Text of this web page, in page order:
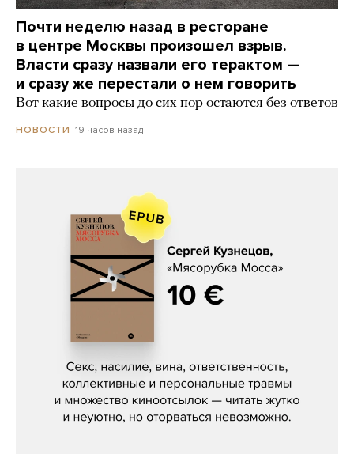
Почти неделю назад в ресторане
в центре Москвы произошел взрыв.
Власти сразу назвали его терактом —
и сразу же перестали о нем говорить
Вот какие вопросы до сих пор остаются без ответов
НОВОСТИ 19 часов назад
Сергей Кузнецов, «Мясорубка